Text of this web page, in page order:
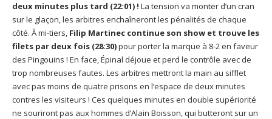
deux minutes plus tard (22:01) ! La tension va monter d’un cran
sur le glaçon, les arbitres enchaîneront les pénalités de chaque
côté. À mi-tiers, Filip Martinec continue son show et trouve les
filets par deux fois (28:30)pour porter la marque à 8-2 en faveur
des Pingouins ! En face, Épinal déjoue et perd le contrôle avec de
trop nombreuses fautes. Les arbitres mettront la main au sifflet
avec pas moins de quatre prisons en l’espace de deux minutes
contres les visiteurs ! Ces quelques minutes en double supériorité
ne souriront pas aux hommes d’Alain Boisson, qui butteront sur un